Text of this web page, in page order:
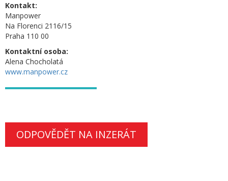
Kontakt:
Manpower
Na Florenci 2116/15
Praha 110 00
Kontaktní osoba:
Alena Chocholatá
www.manpower.cz
ODPOVĚDĚT NA INZERÁT